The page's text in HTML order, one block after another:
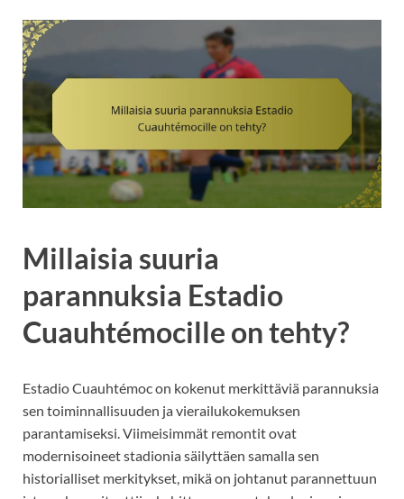
Millaisia suuria
parannuksia Estadio
Cuauhtémocille on tehty?
Estadio Cuauhtémoc on kokenut merkittäviä parannuksia
sen toiminnallisuuden ja vierailukokemuksen
parantamiseksi. Viimeisimmät remontit ovat
modernisoineet stadionia säilyttäen samalla sen
historialliset merkitykset, mikä on johtanut parannettuun